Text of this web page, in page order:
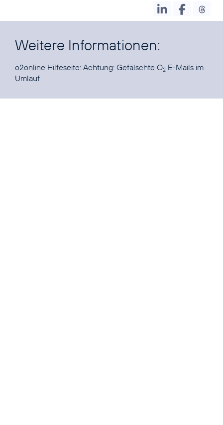
Weitere Informationen:
o2online Hilfeseite: Achtung: Gefälschte O2 E-Mails im
Umlauf